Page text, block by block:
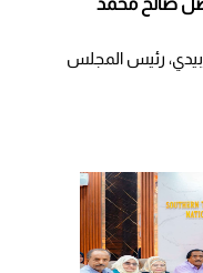
رئيس المجلس